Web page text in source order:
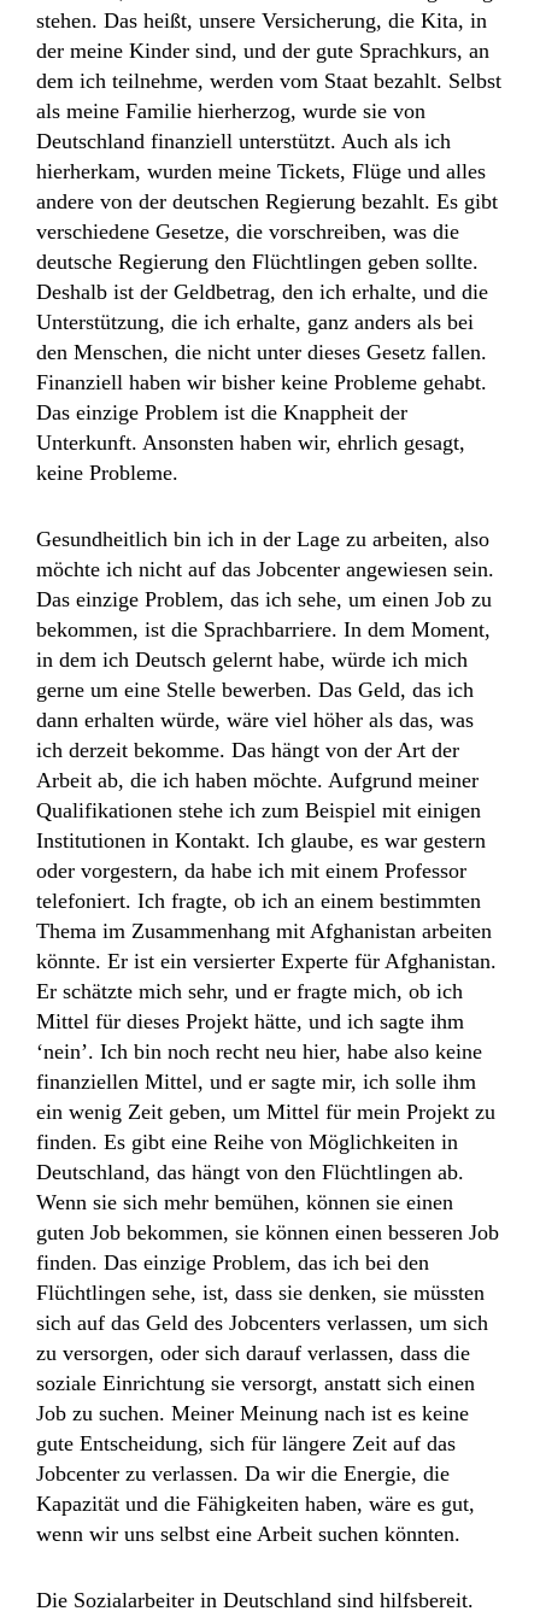
stehen. Das heißt, unsere Versicherung, die Kita, in
der meine Kinder sind, und der gute Sprachkurs, an
dem ich teilnehme, werden vom Staat bezahlt. Selbst
als meine Familie hierherzog, wurde sie von
Deutschland finanziell unterstützt. Auch als ich
hierherkam, wurden meine Tickets, Flüge und alles
andere von der deutschen Regierung bezahlt. Es gibt
verschiedene Gesetze, die vorschreiben, was die
deutsche Regierung den Flüchtlingen geben sollte.
Deshalb ist der Geldbetrag, den ich erhalte, und die
Unterstützung, die ich erhalte, ganz anders als bei
den Menschen, die nicht unter dieses Gesetz fallen.
Finanziell haben wir bisher keine Probleme gehabt.
Das einzige Problem ist die Knappheit der
Unterkunft. Ansonsten haben wir, ehrlich gesagt,
keine Probleme.
Gesundheitlich bin ich in der Lage zu arbeiten, also
möchte ich nicht auf das Jobcenter angewiesen sein.
Das einzige Problem, das ich sehe, um einen Job zu
bekommen, ist die Sprachbarriere. In dem Moment,
in dem ich Deutsch gelernt habe, würde ich mich
gerne um eine Stelle bewerben. Das Geld, das ich
dann erhalten würde, wäre viel höher als das, was
ich derzeit bekomme. Das hängt von der Art der
Arbeit ab, die ich haben möchte. Aufgrund meiner
Qualifikationen stehe ich zum Beispiel mit einigen
Institutionen in Kontakt. Ich glaube, es war gestern
oder vorgestern, da habe ich mit einem Professor
telefoniert. Ich fragte, ob ich an einem bestimmten
Thema im Zusammenhang mit Afghanistan arbeiten
könnte. Er ist ein versierter Experte für Afghanistan.
Er schätzte mich sehr, und er fragte mich, ob ich
Mittel für dieses Projekt hätte, und ich sagte ihm
‘nein’. Ich bin noch recht neu hier, habe also keine
finanziellen Mittel, und er sagte mir, ich solle ihm
ein wenig Zeit geben, um Mittel für mein Projekt zu
finden. Es gibt eine Reihe von Möglichkeiten in
Deutschland, das hängt von den Flüchtlingen ab.
Wenn sie sich mehr bemühen, können sie einen
guten Job bekommen, sie können einen besseren Job
finden. Das einzige Problem, das ich bei den
Flüchtlingen sehe, ist, dass sie denken, sie müssten
sich auf das Geld des Jobcenters verlassen, um sich
zu versorgen, oder sich darauf verlassen, dass die
soziale Einrichtung sie versorgt, anstatt sich einen
Job zu suchen. Meiner Meinung nach ist es keine
gute Entscheidung, sich für längere Zeit auf das
Jobcenter zu verlassen. Da wir die Energie, die
Kapazität und die Fähigkeiten haben, wäre es gut,
wenn wir uns selbst eine Arbeit suchen könnten.
Die Sozialarbeiter in Deutschland sind hilfsbereit.